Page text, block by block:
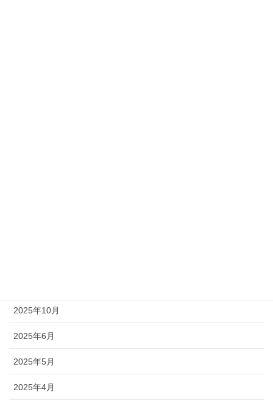
2025年10月
2025年6月
2025年5月
2025年4月